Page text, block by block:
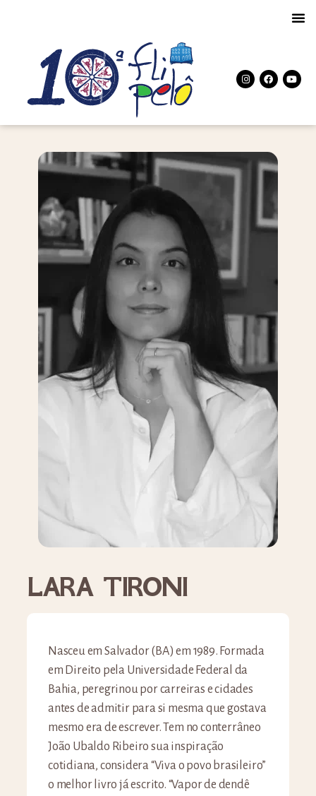
LARA TIRONI
Nasceu em Salvador (BA) em 1989. Formada
em Direito pela Universidade Federal da
Bahia, peregrinou por carreiras e cidades
antes de admitir para si mesma que gostava
mesmo era de escrever. Tem no conterrâneo
João Ubaldo Ribeiro sua inspiração
cotidiana, considera “Viva o povo brasileiro”
o melhor livro já escrito. “Vapor de dendê